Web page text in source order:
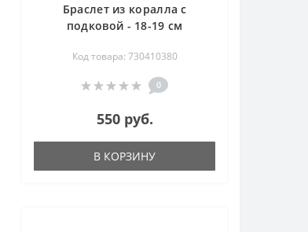
Браслет из коралла с
подковой - 18-19 см
Код товара: 730410380
0
550 руб.
В КОРЗИНУ